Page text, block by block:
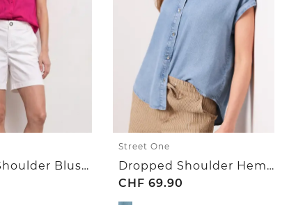
Dropped Shoulder Bluse aus Leinen
Street One
Dropped Shoulder Hemdbluse im Denim-Look
CHF 69.90